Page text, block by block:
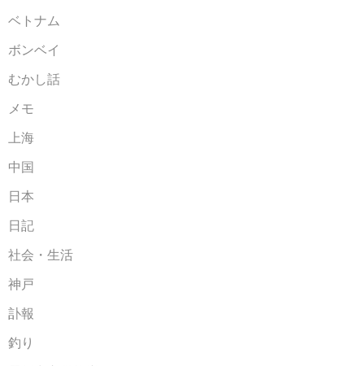
ベトナム
ボンベイ
むかし話
メモ
上海
中国
日本
日記
社会・生活
神戸
訃報
釣り